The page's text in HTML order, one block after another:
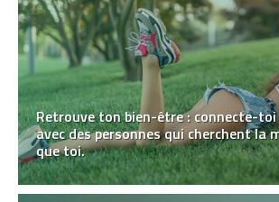
Retrouve ton bien-être : connecte-
avec des personnes qui cherchent la
que toi.